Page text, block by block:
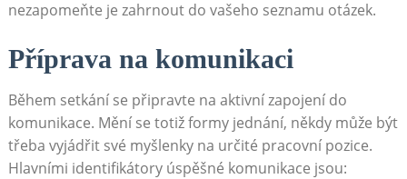
⁣nezapomeňte je zahrnout do vašeho seznamu otázek.
Příprava na komunikaci
Během setkání se připravte‍ na aktivní zapojení‍ do
komunikace.‌ Mění se totiž formy jednání, ‍někdy může být
třeba vyjádřit své ‌myšlenky ⁣na určité pracovní pozice. ​
Hlavními identifikátory úspěšné komunikace jsou: